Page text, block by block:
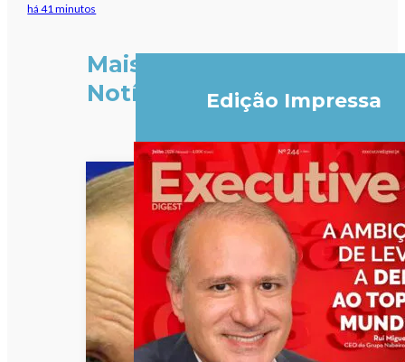
há 41 minutos
Mais
Notícias
Edição Impressa